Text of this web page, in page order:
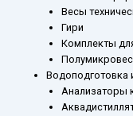
Весы
Гири
Комплекты
Водоподготовка
Анализаторы